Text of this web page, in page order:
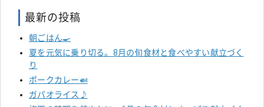
最新の投稿
朝ごはん🍳
夏を元気に乗り切る。8月の旬食材と食べやすい献立づく
り
ポークカレー🍛
ガパオライス♪